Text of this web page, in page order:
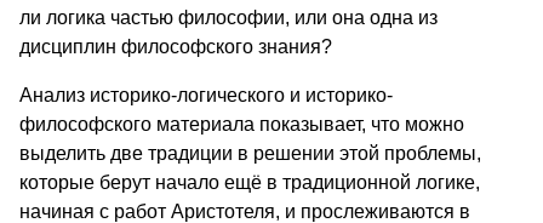
ли логика частью философии, или она одна из
дисциплин философского знания?
Анализ историко-логического и историко-
философского материала показывает, что можно
выделить две традиции в решении этой проблемы,
которые берут начало ещё в традиционной логике,
начиная с работ Аристотеля, и прослеживаются в